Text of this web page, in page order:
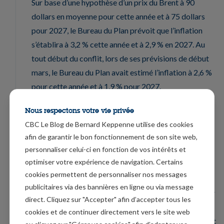
Sur base d’une hypothèse d’un prix du Brent à 90
dollars en moyenne pour cette année et à 75 dollars
pour 2027, le Bureau du Plan prévoit que l’inflation
s’établira à 3,2 % cette année et à 2,9 % en 2027. Au
tout début du conflit, lors de ses prévisions de début
mars, le Bureau du Plan avait estimé l’inflation à 2,6 %
pour cette année et à 1,9 % pour 2027.
Attentisme
La décision de la Banque centrale indienne, qui a laissé
son taux inchangé à 5,25 %, ce matin, dans l’attente d’y
voir plus clair, confirme que tout ne va pas se
dégonfler comme une baudruche.
Le Comité a décidé d’adopter une position neutre pour
que l’inflation reste maîtrisée, les risques de hausse ont
Nous respectons votre vie privée
CBC Le Blog de Bernard Keppenne utilise des cookies
afin de garantir le bon fonctionnement de son site web,
personnaliser celui-ci en fonction de vos intérêts et
optimiser votre expérience de navigation. Certains
cookies permettent de personnaliser nos messages
publicitaires via des bannières en ligne ou via message
direct. Cliquez sur "Accepter" afin d’accepter tous les
cookies et de continuer directement vers le site web